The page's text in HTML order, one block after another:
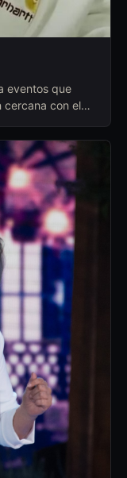
eventos que
cercana con el